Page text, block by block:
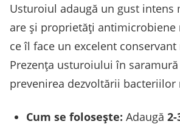
Usturoiul adaugă un gust intens
are și proprietăți antimicrobiene
ce îl face un excelent
Prezența usturoiului în
prevenirea dezvoltării bacteriilor
Cum se folosește: Adaugă